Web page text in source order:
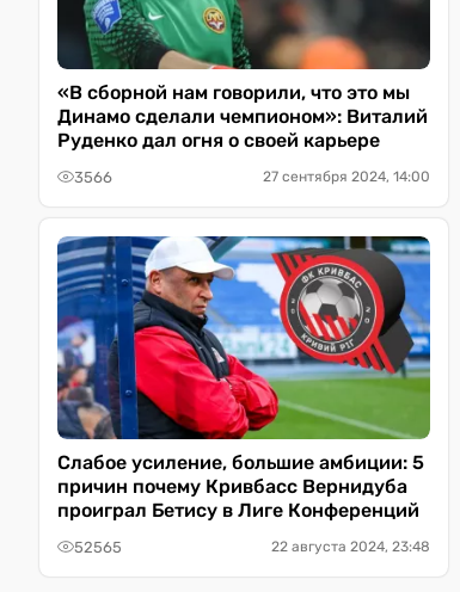
«В сборной нам говорили, что это мы
Динамо сделали чемпионом»: Виталий
Руденко дал огня о своей карьере
3566 27 сентября 2024, 14:00
Слабое усиление, большие амбиции: 5
причин почему Кривбасс Вернидуба
проиграл Бетису в Лиге Конференций
52565 22 августа 2024, 23:48